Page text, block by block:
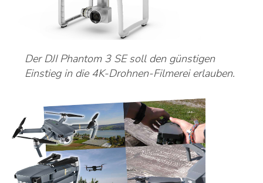
Der DJI Phantom 3 SE soll den günstigen
Einstieg in die 4K-Drohnen-Filmerei erlauben.